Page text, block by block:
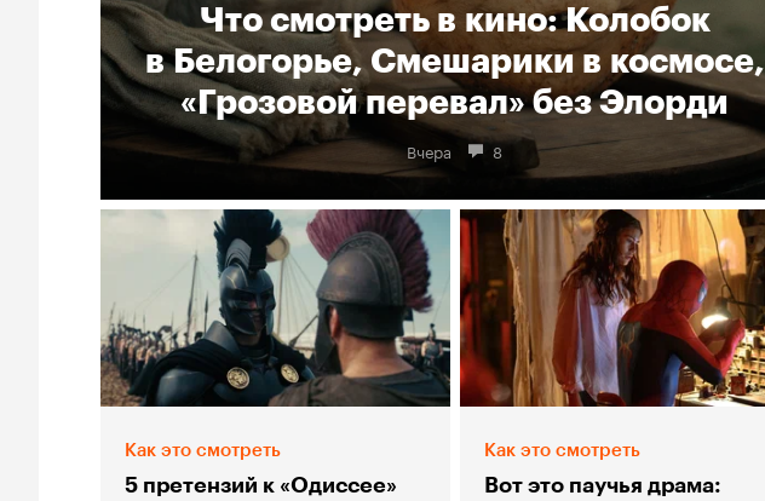
Что смотреть в кино: Колобок
в Белогорье, Смешарики в космосе,
«Грозовой перевал» без Элорди
Вчера 8
Как это смотреть
5 претензий к «Одиссее»
Как это смотреть
Вот это паучья драма: